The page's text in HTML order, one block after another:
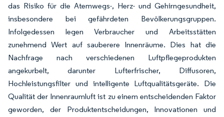
das Risiko für die Atemwegs-, Herz- und Gehirngesundheit,
insbesondere bei gefährdeten Bevölkerungsgruppen.
Infolgedessen legen Verbraucher und Arbeitsstätten
zunehmend Wert auf sauberere Innenräume. Dies hat die
Nachfrage nach verschiedenen Luftpflegeprodukten
angekurbelt, darunter Lufterfrischer, Diffusoren,
Hochleistungsfilter und intelligente Luftqualitätsgeräte. Die
Qualität der Innenraumluft ist zu einem entscheidenden Faktor
geworden, der Produktentscheidungen, Innovationen und